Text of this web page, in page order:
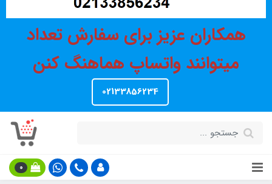
همکاران عزیز برای سفارش تعداد
میتوانند واتساپ هماهنگ کنن
02133856234
0